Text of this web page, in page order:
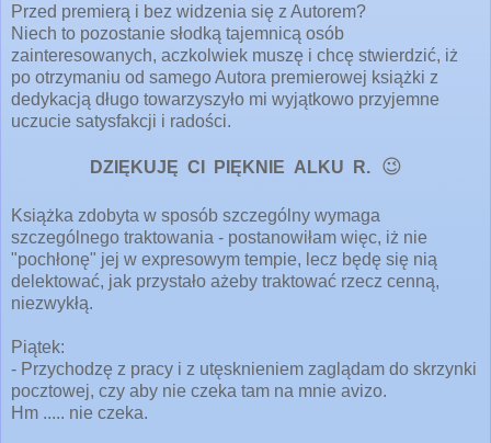
Przed premierą i bez widzenia się z Autorem?
Niech to pozostanie słodką tajemnicą osób
zainteresowanych, aczkolwiek muszę i chcę stwierdzić, iż
po otrzymaniu od samego Autora premierowej książki z
dedykacją długo towarzyszyło mi wyjątkowo przyjemne
uczucie satysfakcji i radości.
DZIĘKUJĘ CI PIĘKNIE ALKU R. 😉
Książka zdobyta w sposób szczególny wymaga
szczególnego traktowania - postanowiłam więc, iż nie
"pochłonę" jej w expresowym tempie, lecz będę się nią
delektować, jak przystało ażeby traktować rzecz cenną,
niezwykłą.
Piątek:
- Przychodzę z pracy i z utęsknieniem zaglądam do skrzynki
pocztowej, czy aby nie czeka tam na mnie avizo.
Hm ..... nie czeka.